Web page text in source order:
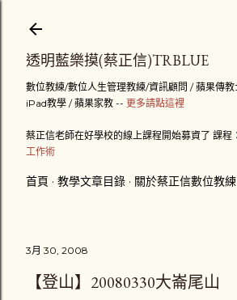
透明藍樂摸(蔡正信)TRBLUE
數位教練/數位人生管理教練/資訊顧問 / 蘋果傳
iPad教學 / 蘋果家教 -- 更多請點這裡
蔡正信老師在好學校的線上課程開始募資了 課程：
工作術
首頁 教學文章目錄 關於蔡正信數位教練
3月 30, 2008
【登山】20080330大崙尾山